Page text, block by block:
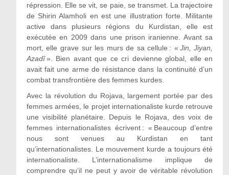
répression. Elle se vit, se paie, se transmet. La trajectoire
de Shirin Alamholi en est une illustration forte. Militante
active dans plusieurs régions du Kurdistan, elle est
exécutée en 2009 dans une prison iranienne. Avant sa
mort, elle grave sur les murs de sa cellule : « Jin, Jiyan,
Azadî». Bien avant que ce cri devienne global, elle en
avait fait une arme de résistance dans la continuité d’un
combat transfrontière des femmes kurdes.
Avec la révolution du Rojava, largement portée par des
femmes armées, le projet internationaliste kurde retrouve
une visibilité planétaire. Depuis le Rojava, des voix de
femmes internationalistes écrivent : « Beaucoup d’entre
nous sont venues au Kurdistan en tant
qu’internationalistes. Le mouvement kurde a toujours été
internationaliste. L’internationalisme implique de
comprendre qu’il ne peut y avoir de véritable révolution